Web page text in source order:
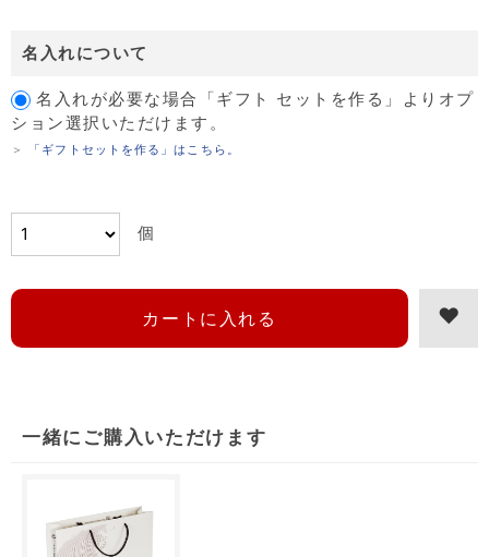
名入れについて
名入れが必要な場合「ギフト セットを作る」よりオプ
ション選択いただけます。
＞ 「ギフトセットを作る」はこちら。
個
一緒にご購入いただけます